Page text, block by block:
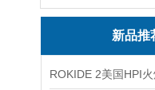
新品推
ROKIDE 2美国HPI